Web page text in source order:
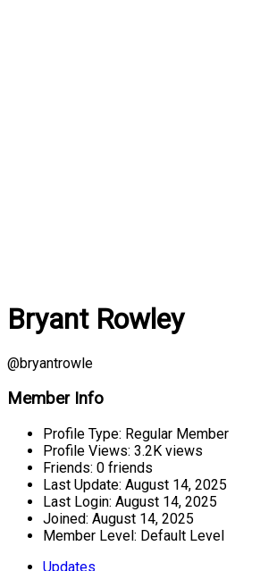
Bryant Rowley
@bryantrowle
Member Info
Profile Type: Regular Member
Profile Views: 3.2K views
Friends: 0 friends
Last Update: August 14, 2025
Last Login: August 14, 2025
Joined: August 14, 2025
Member Level: Default Level
Updates